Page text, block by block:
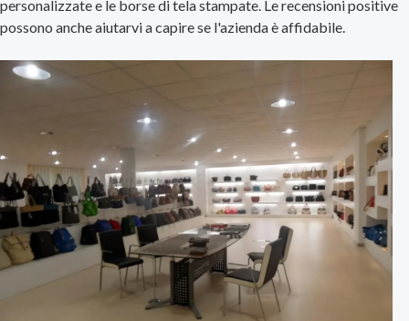
personalizzate e le borse di tela stampate. Le recensioni positive
possono anche aiutarvi a capire se l'azienda è affidabile.